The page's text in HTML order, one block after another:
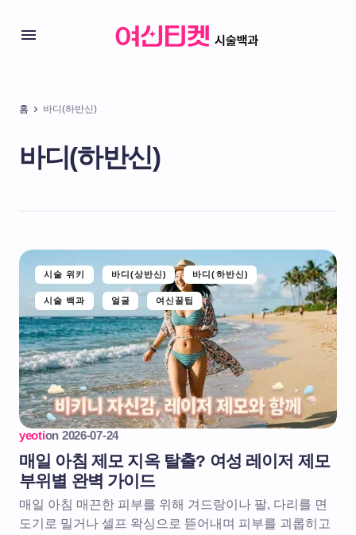
홈 바디(하반신)
바디(하반신)
시술 위키 바디(상반신) 바디(하반신)
시술 백과 얼굴 여신꿀팁
yeotion 2026-07-24
매일 아침 제모 지옥 탈출? 여성 레이저 제모
부위별 완벽 가이드
매일 아침 매끈한 피부를 위해 겨드랑이나 팔, 다리를 면
도기로 밀거나 셀프 왁싱으로 뜯어내며 피부를 괴롭히고